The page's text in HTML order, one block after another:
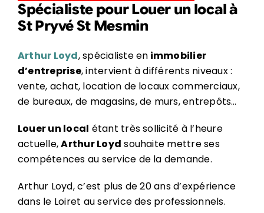
Spécialiste pour Louer un local à
St Pryvé St Mesmin
Arthur Loyd, spécialiste en immobilier
d’entreprise, intervient à différents niveaux :
vente, achat, location de locaux commerciaux,
de bureaux, de magasins, de murs, entrepôts…
Louer un local étant très sollicité à l’heure
actuelle,Arthur Loyd souhaite mettre ses
compétences au service de la demande.
Arthur Loyd, c’est plus de 20 ans d’expérience
dans le Loiret au service des professionnels.